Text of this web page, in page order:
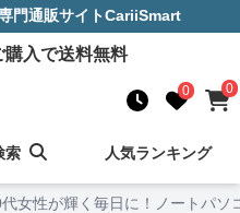
門通販サイトCariiSmart
購入で送料無料
0 0
索 人気ランキング
女性が輝く毎日に！ノートパ